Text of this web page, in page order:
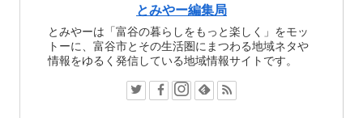
とみやー編集局
とみやーは「富谷の暮らしをもっと楽しく」をモッ
トーに、富谷市とその生活圏にまつわる地域ネタや
情報をゆるく発信している地域情報サイトです。